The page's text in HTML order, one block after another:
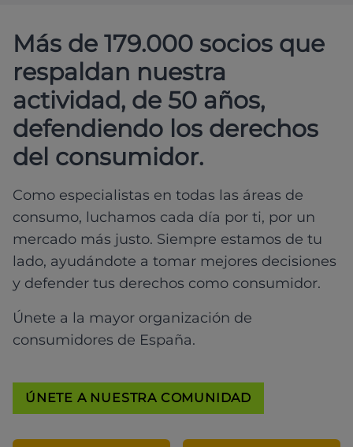
Más de 179.000 socios que
respaldan nuestra
actividad, de 50 años,
defendiendo los derechos
del consumidor.
Como especialistas en todas las áreas de
consumo, luchamos cada día por ti, por un
mercado más justo. Siempre estamos de tu
lado, ayudándote a tomar mejores decisiones
y defender tus derechos como consumidor.
Únete a la mayor organización de
consumidores de España.
ÚNETE A NUESTRA COMUNIDAD